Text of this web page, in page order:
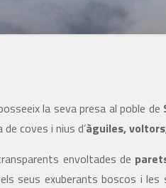
la seva presa al poble de
coves i nius d’àguiles,
envoltades de
seus exuberants boscos i